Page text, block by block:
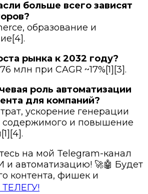
больше всего зависят
образование и
рынка к 2032 году?
млн при CAGR ~17%[1][3].
роль автоматизации
для компаний?
ускорение генерации
содержимого и повышение
на мой Telegram-канал
и автоматизацию! 🚀🤖 Будет
контента, фишек и
ТЕЛЕГУ!